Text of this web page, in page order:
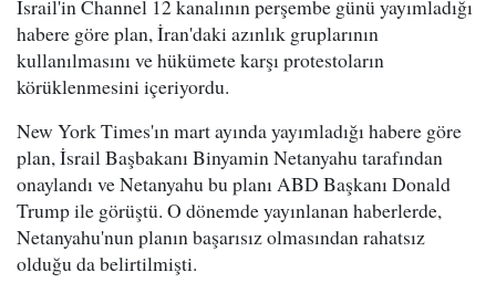
İsrail'in Channel 12 kanalının perşembe günü yayımladığı
habere göre plan, İran'daki azınlık gruplarının
kullanılmasını ve hükümete karşı protestoların
körüklenmesini içeriyordu.
New York Times'ın mart ayında yayımladığı habere göre
plan, İsrail Başbakanı Binyamin Netanyahu tarafından
onaylandı ve Netanyahu bu planı ABD Başkanı Donald
Trump ile görüştü. O dönemde yayınlanan haberlerde,
Netanyahu'nun planın başarısız olmasından rahatsız
olduğu da belirtilmişti.